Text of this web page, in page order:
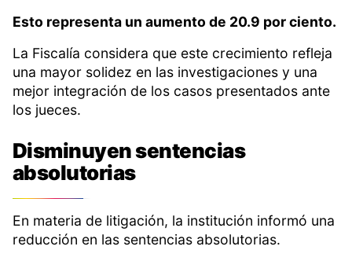
Esto representa un aumento de 20.9 por ciento.
La Fiscalía considera que este crecimiento refleja
una mayor solidez en las investigaciones y una
mejor integración de los casos presentados ante
los jueces.
Disminuyen sentencias
absolutorias
En materia de litigación, la institución informó una
reducción en las sentencias absolutorias.